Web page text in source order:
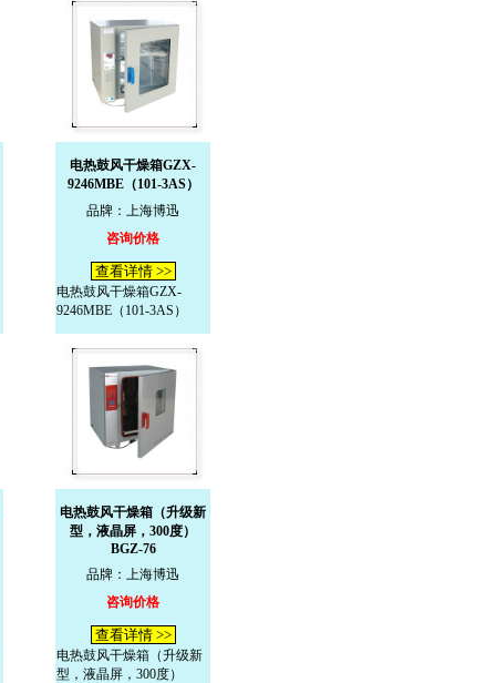
电热鼓风干燥箱GZX-
9246MBE（101-3AS）
品牌：上海博迅
咨询价格
查看详情 >>
电热鼓风干燥箱GZX-
9246MBE（101-3AS）
电热鼓风干燥箱（升级新
型，液晶屏，300度）
BGZ-76
品牌：上海博迅
咨询价格
查看详情 >>
电热鼓风干燥箱（升级新
型，液晶屏，300度）